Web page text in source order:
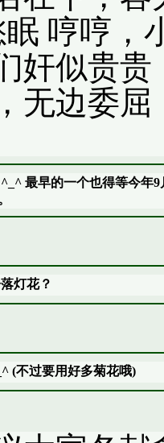
哼哼，
奸似贵贵
无边委
最早的一个也得等今年9
灯花？
(不过要用好多菊花哦)